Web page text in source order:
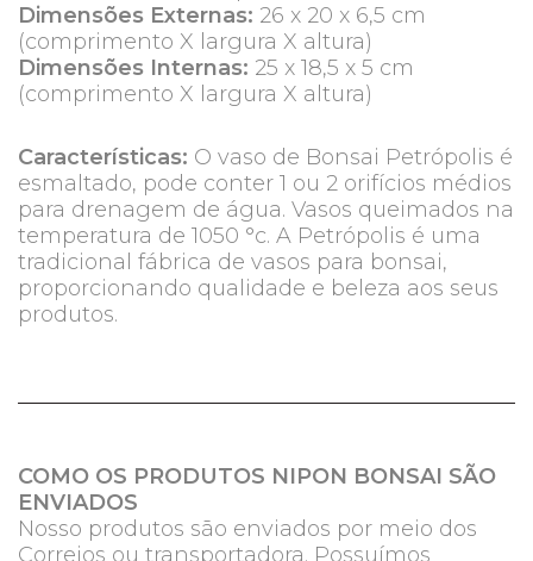
Dimensões Externas: 26 x 20 x 6,5 cm
(comprimento X largura X altura)
Dimensões Internas: 25 x 18,5 x 5 cm
(comprimento X largura X altura)
Características: O vaso de Bonsai Petrópolis é
esmaltado, pode conter 1 ou 2 orifícios médios
para drenagem de água. Vasos queimados na
temperatura de 1050 °c. A Petrópolis é uma
tradicional fábrica de vasos para bonsai,
proporcionando qualidade e beleza aos seus
produtos.
COMO OS PRODUTOS NIPON BONSAI SÃO
ENVIADOS
Nosso produtos são enviados por meio dos
Correios ou transportadora. Possuímos